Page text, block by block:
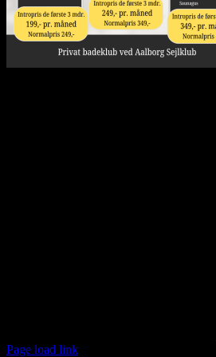
Page load link